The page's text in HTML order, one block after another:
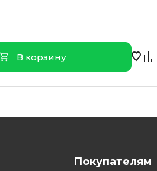
В корзину
Покупателям